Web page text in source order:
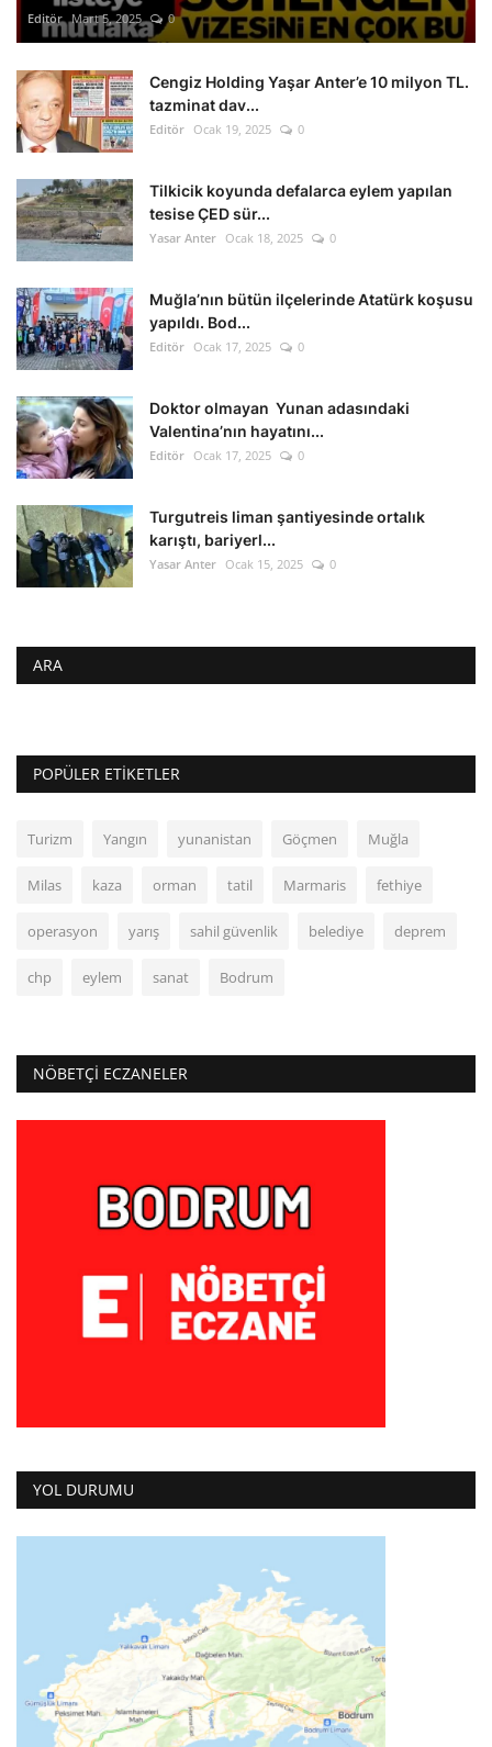
Editör Mart 5, 2025 0
Cengiz Holding Yaşar Anter’e 10 milyon TL.
tazminat dav...
Editör Ocak 19, 2025 0
Tilkicik koyunda defalarca eylem yapılan
tesise ÇED sür...
Yasar Anter Ocak 18, 2025 0
Muğla’nın bütün ilçelerinde Atatürk koşusu
yapıldı. Bod...
Editör Ocak 17, 2025 0
Doktor olmayan Yunan adasındaki
Valentina’nın hayatını...
Editör Ocak 17, 2025 0
Turgutreis liman şantiyesinde ortalık
karıştı, bariyerl...
Yasar Anter Ocak 15, 2025 0
ARA
POPÜLER ETIKETLER
Turizm Yangın yunanistan Göçmen Muğla
Milas kaza orman tatil Marmaris fethiye
operasyon yarış sahil güvenlik belediye deprem
chp eylem sanat Bodrum
NÖBETÇI ECZANELER
YOL DURUMU